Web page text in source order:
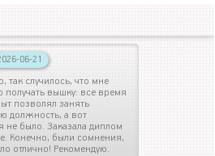
06-21
так случилось, что мне
получать вышку: все время
позволял занять
должность, а вот
не было. Заказала диплом
Конечно, были сомнения,
отлично! Рекомендую.